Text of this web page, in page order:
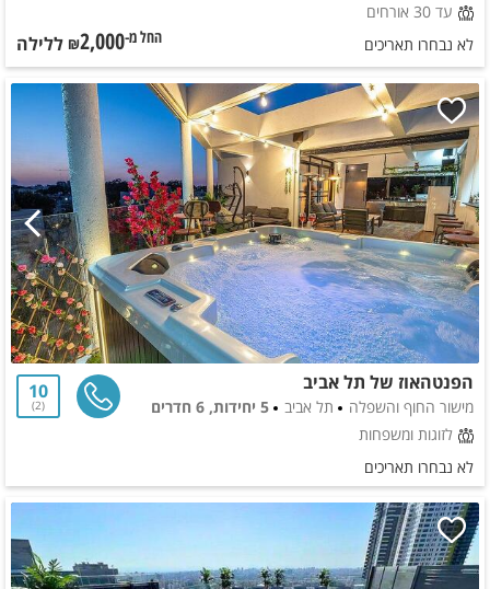
עד 30 אורחים
לא נבחרו תאריכים החל מ-₪2,000 ללילה
הפנטהאוז של תל אביב
מישור החוף והשפלה תל אביב
5 יחידות, 6 חדרים
לזוגות ומשפחות
10
2
לא נבחרו תאריכים